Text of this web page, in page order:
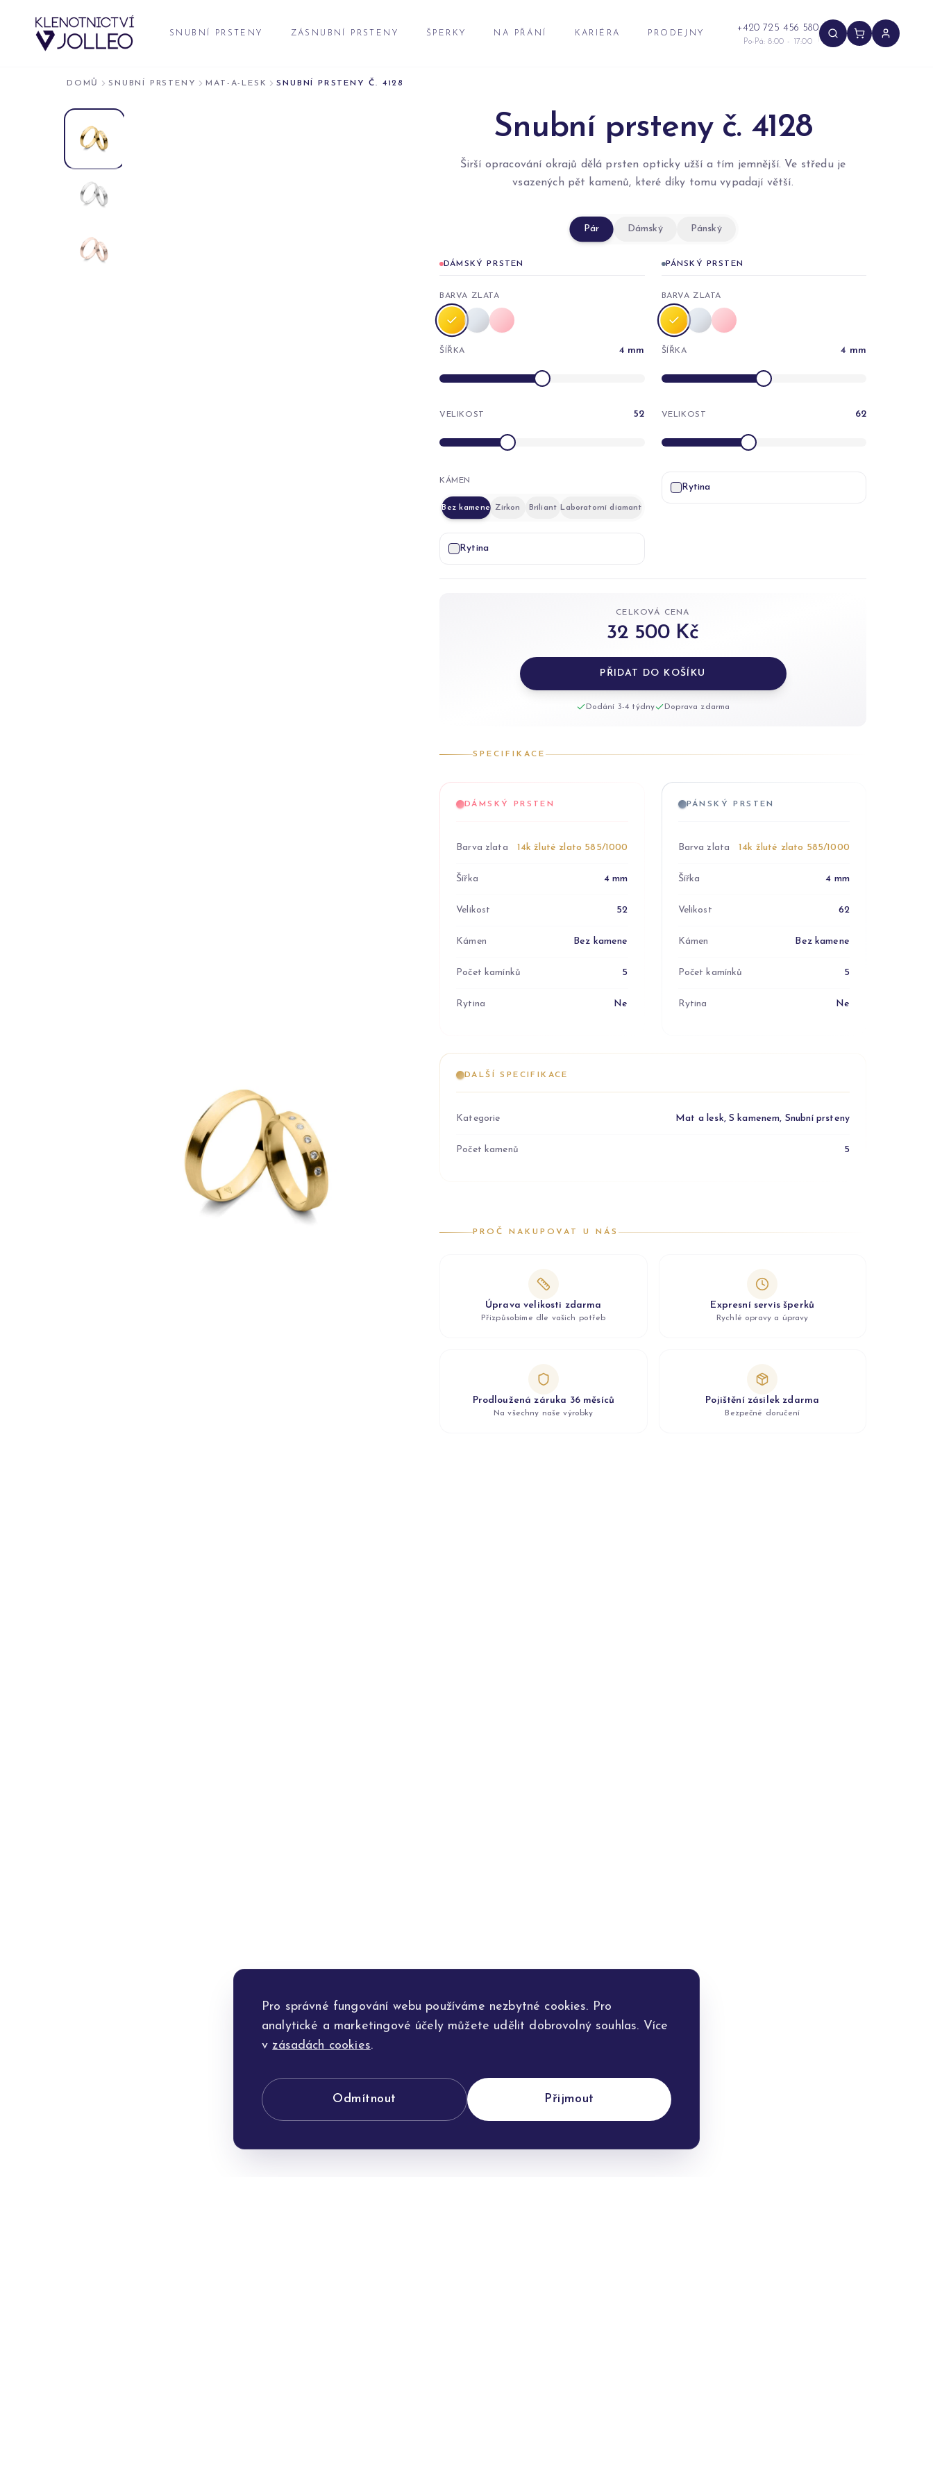
Pro správné fungování webu používáme nezbytné cookies. Pro
analytické a marketingové účely můžete udělit dobrovolný souhlas. Více
v zásadách cookies.
Odmítnout Přijmout
SNUBNÍ PRSTENY ZÁSNUBNÍ PRSTENY ŠPERKY NA PŘÁNÍ KARIÉRA PRODEJNY +420 725 456 580
Po-Pá: 8:00 - 17:00
DOMŮ SNUBNÍ PRSTENY MAT-A-LESK SNUBNÍ PRSTENY Č. 4128
Snubní prsteny č. 4128
Širší opracování okrajů dělá prsten opticky užší a tím jemnější. Ve středu je
vsazených pět kamenů, které díky tomu vypadají větší.
Pár Dámský Pánský
DÁMSKÝ PRSTEN
BARVA ZLATA
ŠÍŘKA 4 mm
VELIKOST 52
KÁMEN
Bez kamene Zirkon Briliant Laboratorní diamant
Rytina
PÁNSKÝ PRSTEN
BARVA ZLATA
ŠÍŘKA 4 mm
VELIKOST 62
Rytina
CELKOVÁ CENA
32 500 Kč
PŘIDAT DO KOŠÍKU
Dodání 3-4 týdny Doprava zdarma
SPECIFIKACE
DÁMSKÝ PRSTEN
Barva zlata 14k žluté zlato 585/1000
Šířka 4 mm
Velikost 52
Kámen Bez kamene
Počet kamínků 5
Rytina Ne
PÁNSKÝ PRSTEN
Barva zlata 14k žluté zlato 585/1000
Šířka 4 mm
Velikost 62
Kámen Bez kamene
Počet kamínků 5
Rytina Ne
DALŠÍ SPECIFIKACE
Kategorie Mat a lesk, S kamenem, Snubní prsteny
Počet kamenů 5
PROČ NAKUPOVAT U NÁS
Úprava velikosti zdarma
Přizpůsobíme dle vašich potřeb
Expresní servis šperků
Rychlé opravy a úpravy
Prodloužená záruka 36 měsíců
Na všechny naše výrobky
Pojištění zásilek zdarma
Bezpečné doručení